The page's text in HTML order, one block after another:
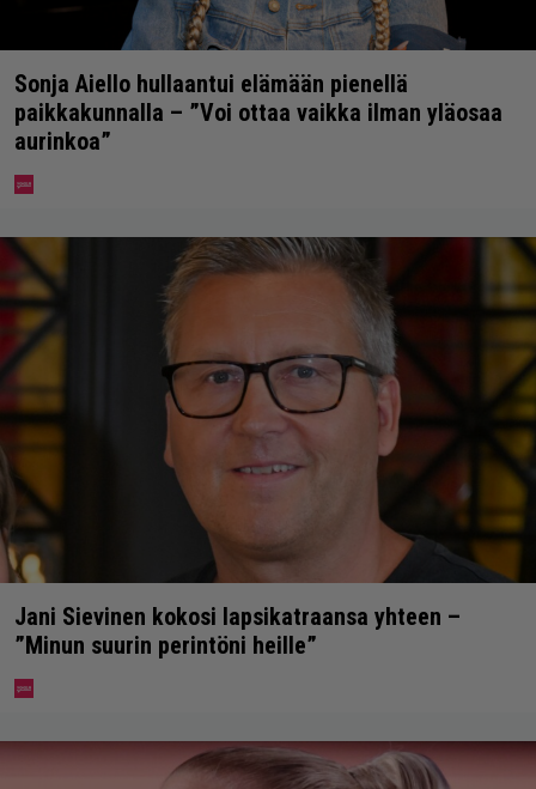
Sonja Aiello hullaantui elämään pienellä
paikkakunnalla – ”Voi ottaa vaikka ilman yläosaa
aurinkoa”
Jani Sievinen kokosi lapsikatraansa yhteen –
”Minun suurin perintöni heille”